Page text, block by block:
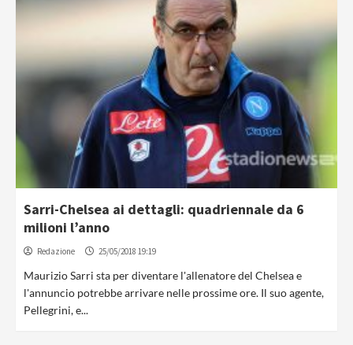
Sarri-Chelsea ai dettagli: quadriennale da 6
milioni l’anno
Redazione 25/05/2018 19:19
Maurizio Sarri sta per diventare l'allenatore del Chelsea e
l'annuncio potrebbe arrivare nelle prossime ore. Il suo agente,
Pellegrini, e...